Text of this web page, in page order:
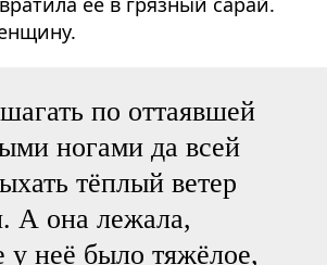
по оттаявшей
ногами да всей
тёплый ветер
А она лежала,
у неё было тяжёлое,